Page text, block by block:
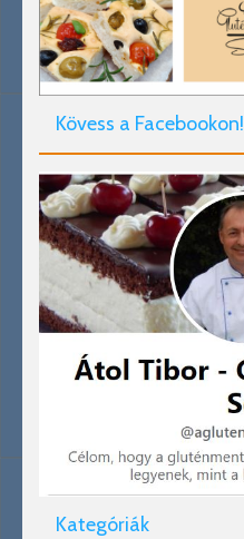
Kövess a Facebookon!
Kategóriák